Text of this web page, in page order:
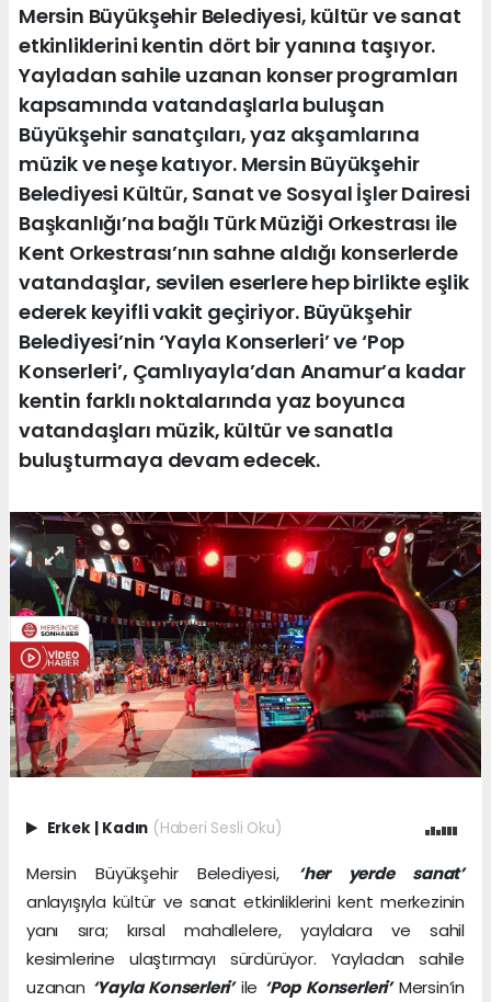
Mersin Büyükşehir Belediyesi, kültür ve sanat
etkinliklerini kentin dört bir yanına taşıyor.
Yayladan sahile uzanan konser programları
kapsamında vatandaşlarla buluşan
Büyükşehir sanatçıları, yaz akşamlarına
müzik ve neşe katıyor. Mersin Büyükşehir
Belediyesi Kültür, Sanat ve Sosyal İşler Dairesi
Başkanlığı’na bağlı Türk Müziği Orkestrası ile
Kent Orkestrası’nın sahne aldığı konserlerde
vatandaşlar, sevilen eserlere hep birlikte eşlik
ederek keyifli vakit geçiriyor. Büyükşehir
Belediyesi’nin ‘Yayla Konserleri’ ve ‘Pop
Konserleri’, Çamlıyayla’dan Anamur’a kadar
kentin farklı noktalarında yaz boyunca
vatandaşları müzik, kültür ve sanatla
buluşturmaya devam edecek.
Erkek | Kadın (Haberi Sesli Oku)
Mersin Büyükşehir Belediyesi, ‘her yerde sanat’
anlayışıyla kültür ve sanat etkinliklerini kent merkezinin
yanı sıra; kırsal mahallelere, yaylalara ve sahil
kesimlerine ulaştırmayı sürdürüyor. Yayladan sahile
uzanan ‘Yayla Konserleri’ile ‘Pop Konserleri’Mersin’in